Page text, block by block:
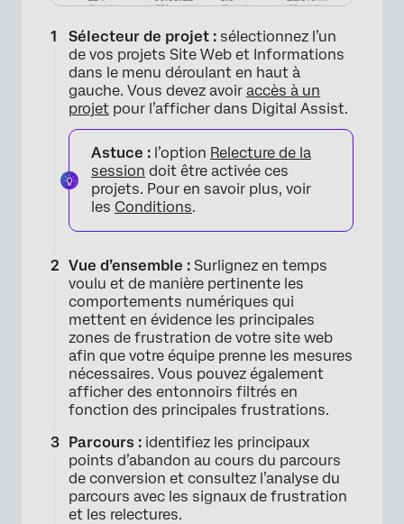
×
Sélecteur de projet : sélectionnez l’un
de vos projets Site Web et Informations
dans le menu déroulant en haut à
gauche. Vous devez avoir accès à un
projet pour l’afficher dans Digital Assist.
Astuce : l’option Relecture de la
session doit être activée ces
projets. Pour en savoir plus, voir
les Conditions.
Vue d’ensemble : Surlignez en temps
voulu et de manière pertinente les
comportements numériques qui
mettent en évidence les principales
zones de frustration de votre site web
afin que votre équipe prenne les mesures
nécessaires. Vous pouvez également
afficher des entonnoirs filtrés en
fonction des principales frustrations.
Parcours : identifiez les principaux
points d’abandon au cours du parcours
de conversion et consultez l’analyse du
parcours avec les signaux de frustration
et les relectures.